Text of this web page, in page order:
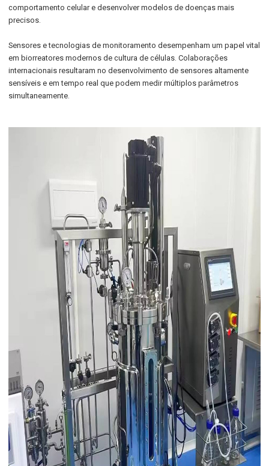
comportamento celular e desenvolver modelos de doenças mais
precisos.
Sensores e tecnologias de monitoramento desempenham um papel vital
em biorreatores modernos de cultura de células. Colaborações
internacionais resultaram no desenvolvimento de sensores altamente
sensíveis e em tempo real que podem medir múltiplos parâmetros
simultaneamente.